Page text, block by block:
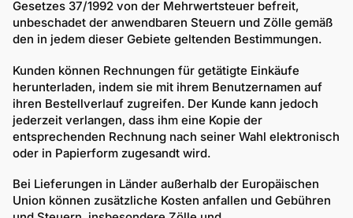
Gesetzes 37/1992 von der Mehrwertsteuer befreit,
unbeschadet der anwendbaren Steuern und Zölle gemäß
den in jedem dieser Gebiete geltenden Bestimmungen.
Kunden können Rechnungen für getätigte Einkäufe
herunterladen, indem sie mit ihrem Benutzernamen auf
ihren Bestellverlauf zugreifen. Der Kunde kann jedoch
jederzeit verlangen, dass ihm eine Kopie der
entsprechenden Rechnung nach seiner Wahl elektronisch
oder in Papierform zugesandt wird.
Bei Lieferungen in Länder außerhalb der Europäischen
Union können zusätzliche Kosten anfallen und Gebühren